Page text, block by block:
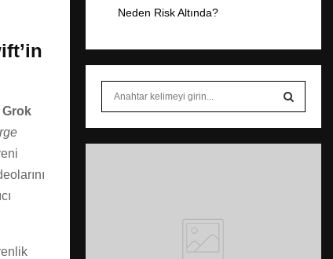
Grok
Neden Risk Altında?
S